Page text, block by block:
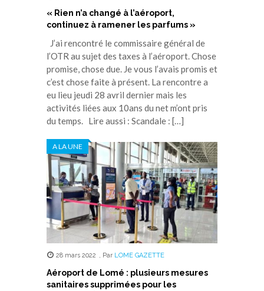
« Rien n’a changé à l’aéroport,
continuez à ramener les parfums »
J’ai rencontré le commissaire général de
l’OTR au sujet des taxes à l’aéroport. Chose
promise, chose due. Je vous l’avais promis et
c’est chose faite à présent. La rencontre a
eu lieu jeudi 28 avril dernier mais les
activités liées aux 10ans du net m’ont pris
du temps. Lire aussi : Scandale : […]
A LA UNE
28 mars 2022 , Par LOME GAZETTE
Aéroport de Lomé : plusieurs mesures
sanitaires supprimées pour les